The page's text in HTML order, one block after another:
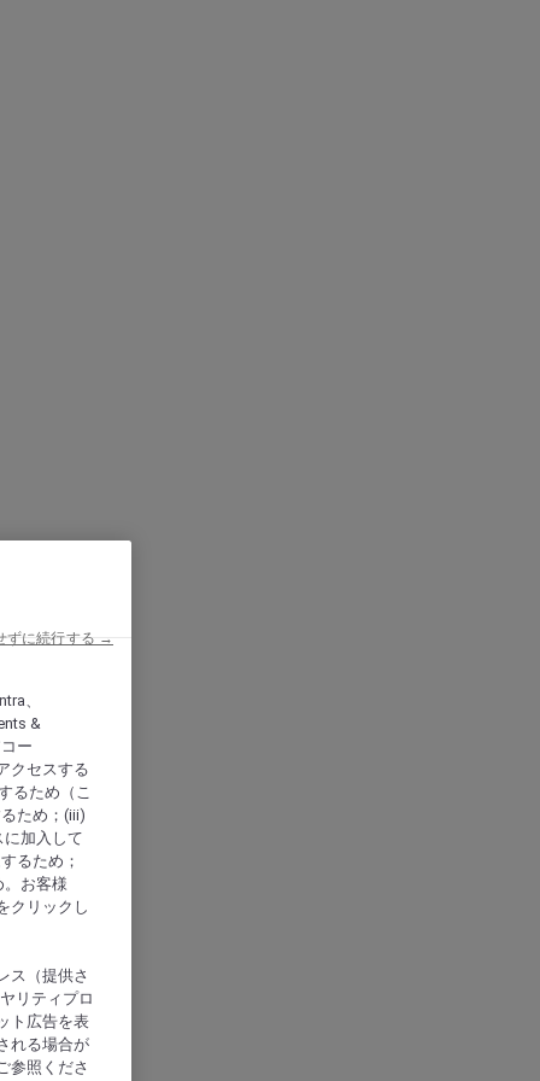
、
&
ー
クセスする
るため（こ
ため；(iii)
加入して
るため；
お客様
クリックし
ス（提供さ
リティプロ
ト広告を表
れる場合が
参照くださ
ずに続行する →